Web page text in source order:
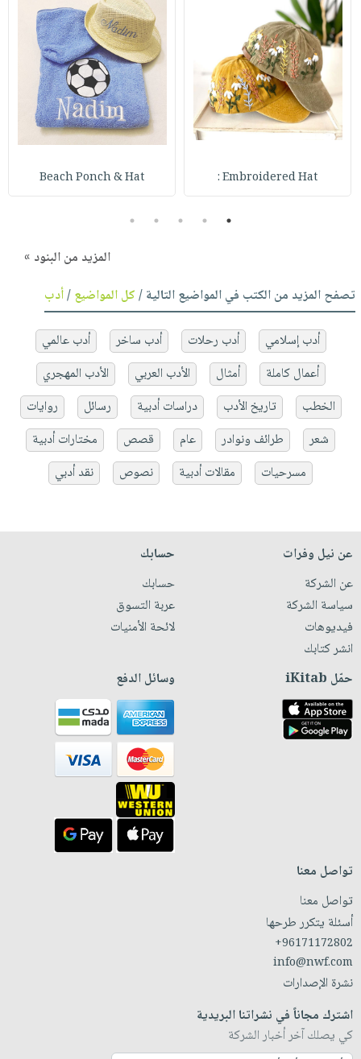
Embroidered Hat :
Beach Ponch & Hat
1
2
3
4
5
المزيد من البنود »
تصفح المزيد من الكتب في المواضيع التالية /كل المواضيع/أدب
أدب إسلامي أدب رحلات أدب ساخر
أدب عالمي
أعمال كاملة
أمثال الأدب العربي
الأدب المهجري
الخطب
تاريخ الأدب دراسات أدبية رسائل
روايات
شعر
طرائف ونوادر عام قصص
مختارات أدبية
مسرحيات
مقالات أدبية نصوص نقد أدبي
عن نيل وفرات
عن الشركة
سياسة الشركة
فيديوهات
انشر كتابك
حسابك
حسابك
عربة التسوق
لائحة الأمنيات
حمّل iKitab وسائل الدفع
تواصل معنا
تواصل معنا
أسئلة يتكرر طرحها
+96171172802
info@nwf.com
نشرة الإصدارات
اشترك مجاناً في نشراتنا البريدية
كي يصلك آخر أخبار الشركة